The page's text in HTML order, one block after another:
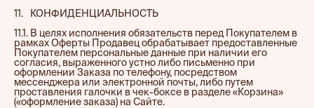
11.⠀КОНФИДЕНЦИАЛЬНОСТЬ
11.1. В целях исполнения обязательств перед Покупателем в
рамках Оферты Продавец обрабатывает предоставленные
Покупателем персональные данные при наличии его
согласия, выраженного устно либо письменно при
оформлении Заказа по телефону, посредством
мессенджера или электронной почты, либо путем
проставления галочки в чек-боксе в разделе «Корзина»
(«оформление заказа) на Сайте.